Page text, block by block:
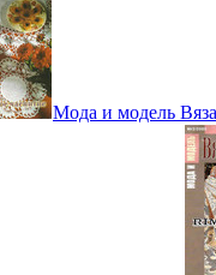
Мода и модель